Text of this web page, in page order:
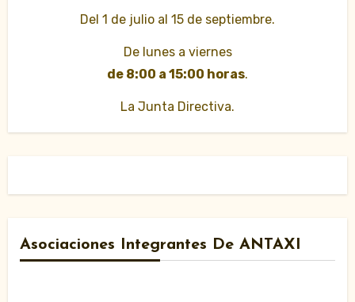
Del 1 de julio al 15 de septiembre.
De lunes a viernes
de 8:00 a 15:00 horas.
La Junta Directiva.
Asociaciones Integrantes De ANTAXI